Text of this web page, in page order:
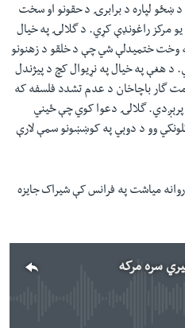
ښځو لپاره د برابرۍ د حقونو او سخت
مرکز راغونډې کړي. د گلالۍ په خیال
وخت ختمیدلې شي چې د خلقو د زهنونو
په خیال په نړیوال کچ د پیژندل
گار باچاخان د عدم تشدد فلسفه که
گلالۍ دعوا کوي چې ځيني
وو د دوېي په کوښښونو سمې لارې
روانه میاشت په فرانس کې شيراک جایزه
سره مرکه